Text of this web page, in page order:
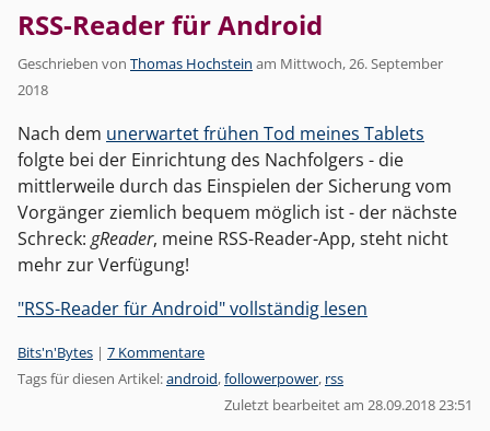
RSS-Reader für Android
Geschrieben von Thomas Hochstein am Mittwoch, 26. September
2018
Nach dem unerwartet frühen Tod meines Tablets
folgte bei der Einrichtung des Nachfolgers - die
mittlerweile durch das Einspielen der Sicherung vom
Vorgänger ziemlich bequem möglich ist - der nächste
Schreck: gReader, meine RSS-Reader-App, steht nicht
mehr zur Verfügung!
"RSS-Reader für Android" vollständig lesen
Kategorien:
Bits'n'Bytes | 7 Kommentare
Tags für diesen Artikel:android,followerpower, rss
Zuletzt bearbeitet am 28.09.2018 23:51